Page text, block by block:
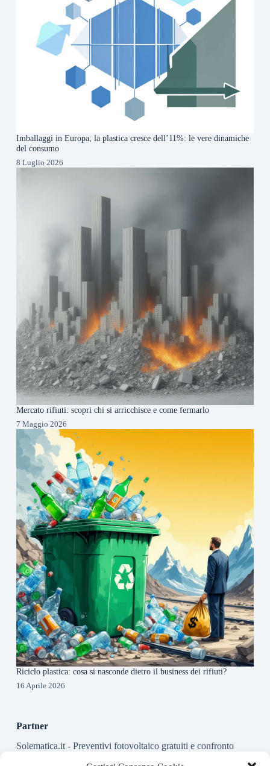
Imballaggi in Europa, la plastica cresce dell’11%: le vere dinamiche
del consumo
8 Luglio 2026
Mercato rifiuti: scopri chi si arricchisce e come fermarlo
7 Maggio 2026
Riciclo plastica: cosa si nasconde dietro il business dei rifiuti?
16 Aprile 2026
Partner
Solematica.it- Preventivi fotovoltaico gratuiti e confronto